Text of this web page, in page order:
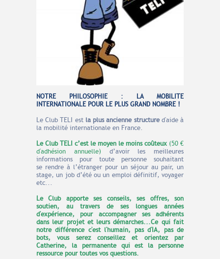
NOTRE PHILOSOPHIE : LA MOBILITE
INTERNATIONALE POUR LE PLUS GRAND NOMBRE !
Le Club TELI est la plus ancienne structured'aide à
la mobilité internationale en France.
Le Club TELI c’est le moyen le moins coûteux (50 €
d'adhésion annuelle) d’avoir les meilleures
informations pour toute personne souhaitant
se rendre à l’étranger pour un séjour au pair, un
stage, un job d’été ou un emploi définitif, voyager
etc...
Le Club apporte ses conseils, ses offres, son
soutien, au travers de ses longues années
d'expérience, pour accompagner ses adhérents
dans leur projet et leurs démarches...Ce qui fait
notre différence c'est l'humain, pas d'IA, pas de
bots, vous serez conseillez et orientez par
Catherine, la permanente qui est la personne
ressource pour toutes vos questions.